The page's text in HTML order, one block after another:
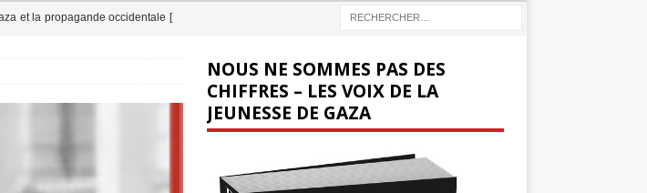
et la propagande occidentale [
NOUS NE SOMMES PAS DES
CHIFFRES – LES VOIX DE LA
JEUNESSE DE GAZA